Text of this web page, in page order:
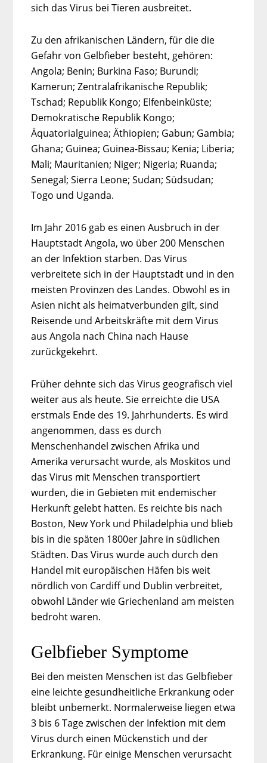
sich das Virus bei Tieren ausbreitet.
Zu den afrikanischen Ländern, für die die
Gefahr von Gelbfieber besteht, gehören:
Angola; Benin; Burkina Faso; Burundi;
Kamerun; Zentralafrikanische Republik;
Tschad; Republik Kongo; Elfenbeinküste;
Demokratische Republik Kongo;
Äquatorialguinea; Äthiopien; Gabun; Gambia;
Ghana; Guinea; Guinea-Bissau; Kenia; Liberia;
Mali; Mauritanien; Niger; Nigeria; Ruanda;
Senegal; Sierra Leone; Sudan; Südsudan;
Togo und Uganda.
Im Jahr 2016 gab es einen Ausbruch in der
Hauptstadt Angola, wo über 200 Menschen
an der Infektion starben. Das Virus
verbreitete sich in der Hauptstadt und in den
meisten Provinzen des Landes. Obwohl es in
Asien nicht als heimatverbunden gilt, sind
Reisende und Arbeitskräfte mit dem Virus
aus Angola nach China nach Hause
zurückgekehrt.
Früher dehnte sich das Virus geografisch viel
weiter aus als heute. Sie erreichte die USA
erstmals Ende des 19. Jahrhunderts. Es wird
angenommen, dass es durch
Menschenhandel zwischen Afrika und
Amerika verursacht wurde, als Moskitos und
das Virus mit Menschen transportiert
wurden, die in Gebieten mit endemischer
Herkunft gelebt hatten. Es reichte bis nach
Boston, New York und Philadelphia und blieb
bis in die späten 1800er Jahre in südlichen
Städten. Das Virus wurde auch durch den
Handel mit europäischen Häfen bis weit
nördlich von Cardiff und Dublin verbreitet,
obwohl Länder wie Griechenland am meisten
bedroht waren.
Gelbfieber Symptome
Bei den meisten Menschen ist das Gelbfieber
eine leichte gesundheitliche Erkrankung oder
bleibt unbemerkt. Normalerweise liegen etwa
3 bis 6 Tage zwischen der Infektion mit dem
Virus durch einen Mückenstich und der
Erkrankung. Für einige Menschen verursacht